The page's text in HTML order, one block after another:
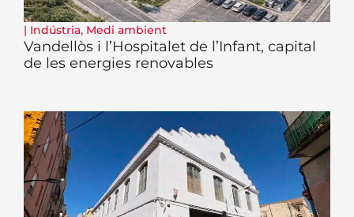
| Indústria, Medi ambient
Vandellòs i l’Hospitalet de l’Infant, capital
de les energies renovables